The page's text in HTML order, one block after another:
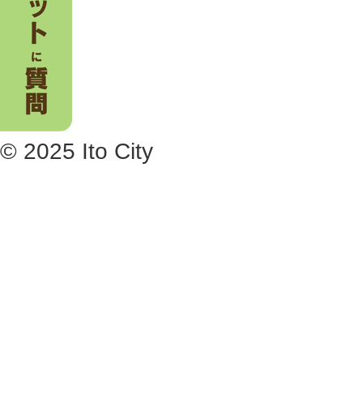
© 2025 Ito City